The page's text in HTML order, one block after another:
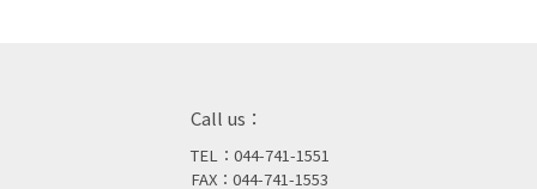
Call us：
TEL：044-741-1551
FAX：044-741-1553